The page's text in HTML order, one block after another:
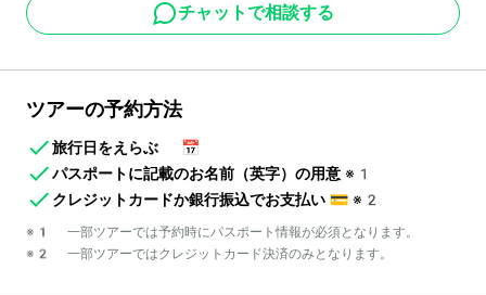
チャットで相談する
ツアーの予約方法
旅行日をえらぶ
📅
パスポートに記載のお名前（英字）の用意 ※1
クレジットカードか銀行振込でお支払い 💳 ※2
※1 一部ツアーでは予約時にパスポート情報が必須となります。
※2 一部ツアーではクレジットカード決済のみとなります。